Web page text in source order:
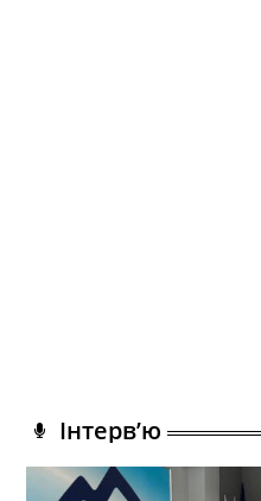
Інтерв’ю